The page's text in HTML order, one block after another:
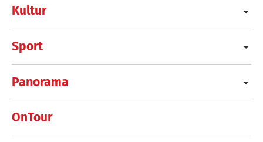
Kultur
Sport
Panorama
OnTour